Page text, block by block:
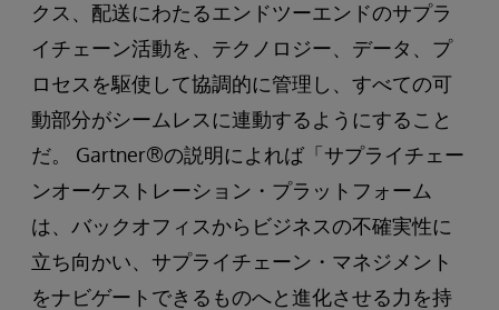
クス、配送にわたるエンドツーエンドのサプラ
イチェーン活動を、テクノロジー、データ、プ
ロセスを駆使して協調的に管理し、すべての可
動部分がシームレスに連動するようにすること
だ。 Gartner®の説明によれば「サプライチェー
ンオーケストレーション・プラットフォーム
は、バックオフィスからビジネスの不確実性に
立ち向かい、サプライチェーン・マネジメント
をナビゲートできるものへと進化させる力を持